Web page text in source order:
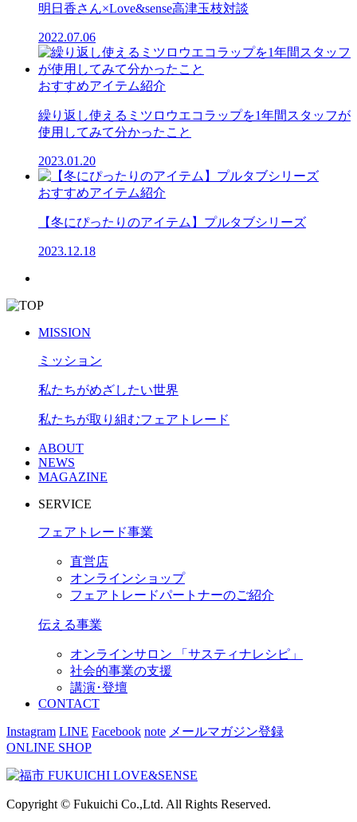
明日香さん×Love&sense高津玉枝対談
2022.07.06
おすすめアイテム紹介
繰り返し使えるミツロウエコラップを1年間スタッフが
使用してみて分かったこと
2023.01.20
おすすめアイテム紹介
【冬にぴったりのアイテム】プルタブシリーズ
2023.12.18
MISSION
ミッション
私たちがめざしたい世界
私たちが取り組むフェアトレード
ABOUT
NEWS
MAGAZINE
SERVICE
フェアトレード事業
直営店
オンラインショップ
フェアトレードパートナーのご紹介
伝える事業
オンラインサロン 「サスティナレシピ」
社会的事業の支援
講演･登壇
CONTACT
Instagram LINE Facebook note メールマガジン登録
ONLINE SHOP
Copyright © Fukuichi Co.,Ltd. All Rights Reserved.